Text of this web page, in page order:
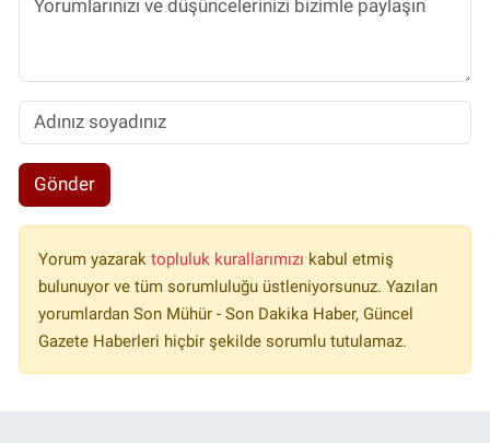
Gönder
Yorum yazarak topluluk kurallarımızı kabul etmiş
bulunuyor ve tüm sorumluluğu üstleniyorsunuz. Yazılan
yorumlardan Son Mühür - Son Dakika Haber, Güncel
Gazete Haberleri hiçbir şekilde sorumlu tutulamaz.